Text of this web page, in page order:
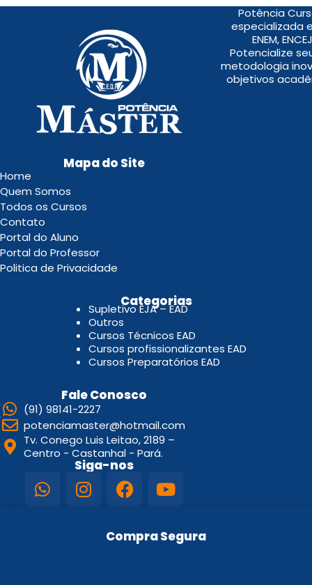
Potência
especializada
ENEM,
Potencialize
metodologia
objetivos
Mapa do Site
Home
Quem Somos
Todos os Cursos
Contato
Portal do Aluno
Portal do Professor
Politica de Privacidade
Categorias
Supletivo EJA – EAD
Outros
Cursos Técnicos EAD
Cursos profissionalizantes EAD
Cursos Preparatórios EAD
Fale Conosco
(91) 98141-2227
potenciamaster@hotmail.com
Tv. Conego Luis Leitao, 2189 –
Centro - Castanhal - Pará.
Siga-nos
Compra Segura